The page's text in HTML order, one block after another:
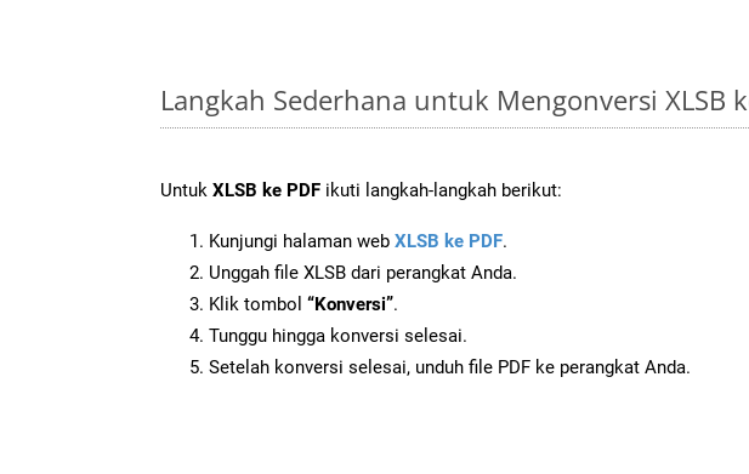
Langkah Sederhana untuk Mengonversi XLSB
Untuk XLSB ke PDF ikuti langkah-langkah berikut:
Kunjungi halaman web XLSB ke PDF.
Unggah file XLSB dari perangkat Anda.
Klik tombol “Konversi”.
Tunggu hingga konversi selesai.
Setelah konversi selesai, unduh file PDF ke perangkat Anda.